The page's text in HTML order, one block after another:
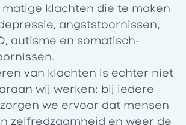
klachten die te maken
angststoornissen,
autisme en somatisch-
van klachten is echter niet
wij werken: bij iedere
we ervoor dat mensen
zelfredzaamheid en weer de